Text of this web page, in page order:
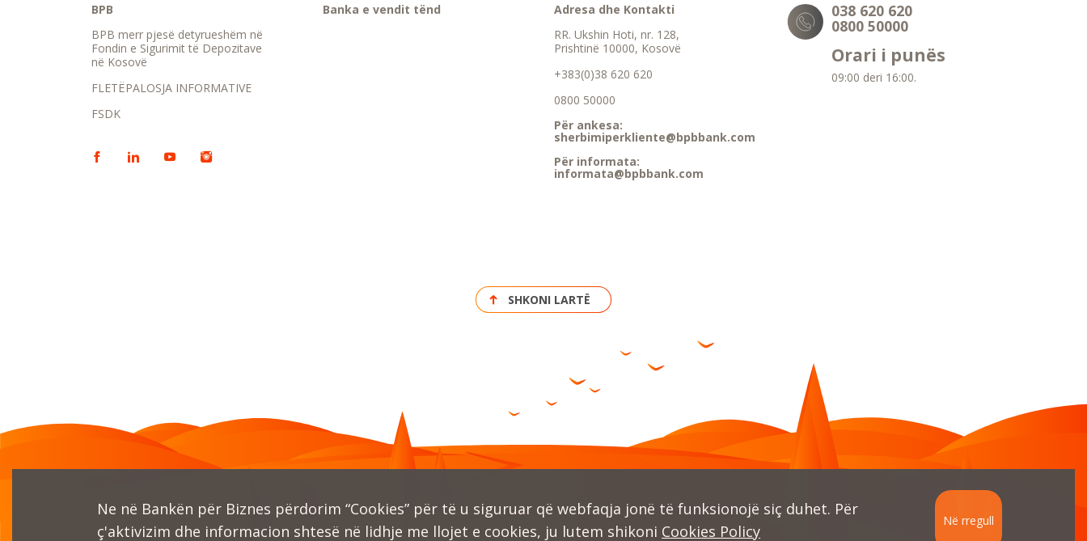
Ne në Bankën për Biznes përdorim “Cookies” për të u siguruar që webfaqja jonë të funksionojë siç duhet. Për
ç'aktivizim dhe informacion shtesë në lidhje me llojet e cookies, ju lutem shikoni Cookies Policy
Në rregull
BPB
BPB merr pjesë detyrueshëm në
Fondin e Sigurimit të Depozitave
në Kosovë
FLETËPALOSJA INFORMATIVE
FSDK
Banka e vendit tënd
Adresa dhe Kontakti
RR. Ukshin Hoti, nr. 128,
Prishtinë 10000, Kosovë
+383(0)38 620 620
0800 50000
Për ankesa:
sherbimiperkliente@bpbbank.com
Për informata:
informata@bpbbank.com
038 620 620
0800 50000
Orari i punës
09:00 deri 16:00.
SHKONI LARTË